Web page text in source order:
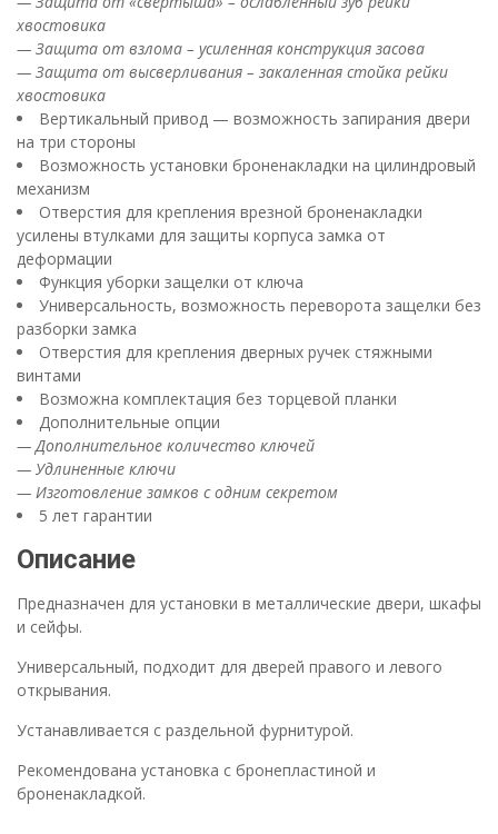
хвостовика
— Защита от взлома – усиленная конструкция засова
— Защита от высверливания – закаленная стойка рейки
хвостовика
Вертикальный привод — возможность запирания двери
на три стороны
Возможность установки броненакладки на цилиндровый
механизм
Отверстия для крепления врезной броненакладки
усилены втулками для защиты корпуса замка от
деформации
Функция уборки защелки от ключа
Универсальность, возможность переворота защелки без
разборки замка
Отверстия для крепления дверных ручек стяжными
винтами
Возможна комплектация без торцевой планки
Дополнительные опции
— Дополнительное количество ключей
— Удлиненные ключи
— Изготовление замков с одним секретом
5 лет гарантии
Описание
Предназначен для установки в металлические двери, шкафы
и сейфы.
Универсальный, подходит для дверей правого и левого
открывания.
Устанавливается с раздельной фурнитурой.
Рекомендована установка с бронепластиной и
броненакладкой.